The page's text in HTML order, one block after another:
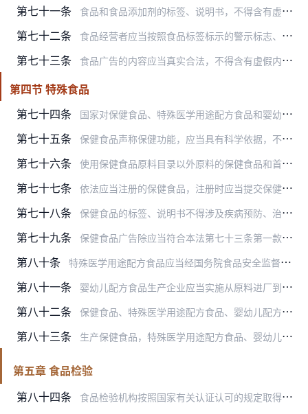
第七十一条 食品和食品添加剂的标签、说明书，不得含有虚假内容，不得涉及疾病预防、治疗功能。生产经营者对其提供的标签、说明书的内容负责。
第七十二条 食品经营者应当按照食品标签标示的警示标志、警示说明或者注意事项的要求销售食品。
第七十三条 食品广告的内容应当真实合法，不得含有虚假内容，不得涉及疾病预防、治疗功能。食品生产经营者对食品广告内容的真实性、合法性负责。
第四节 特殊食品
第七十四条
国家对保健食品、特殊医学用途配方食品和婴幼儿配方食品等特殊食品实行严格监督管理。
第七十五条 保健食品声称保健功能，应当具有科学依据，不得对人体产生急性、亚急性或者慢性危害。
第七十六条 使用保健食品原料目录以外原料的保健食品和首次进口的保健食品应当经国务院食品安全监督管理部门注册。但是，首次进口的保健食品中属于补充维生素、矿物质等营养物质的，应…
第七十七条 依法应当注册的保健食品，注册时应当提交保健食品的研发报告、产品配方、生产工艺、安全性和保健功能评价、标签、说明书等材料及样品，并提供相关证明文件。国务院食品安全…
第七十八条 保健食品的标签、说明书不得涉及疾病预防、治疗功能，内容应当真实，与注册或者备案的内容相一致，载明适宜人群、不适宜人群、功效成分或者标志性成分及其含量等，并声明“…
第七十九条 保健食品广告除应当符合本法第七十三条第一款的规定外，还应当声明“本品不能代替药物”；其内容应当经生产企业所在地省、自治区、直辖市人民政府食品安全监督管理部门审查…
第八十条 特殊医学用途配方食品应当经国务院食品安全监督管理部门注册。注册时，应当提交产品配方、生产工艺、标签、说明书以及表明产品安全性、营养充足性和特殊医学用途临床效果的…
第八十一条 婴幼儿配方食品生产企业应当实施从原料进厂到成品出厂的全过程质量控制，对出厂的婴幼儿配方食品实施逐批检验，保证食品安全。
第八十二条 保健食品、特殊医学用途配方食品、婴幼儿配方乳粉的注册人或者备案人应当对其提交材料的真实性负责。
第八十三条 生产保健食品，特殊医学用途配方食品、婴幼儿配方食品和其他专供特定人群的主辅食品的企业，应当按照良好生产规范的要求建立与所生产食品相适应的生产质量管理体系，定期对…
第五章 食品检验
第八十四条
食品检验机构按照国家有关认证认可的规定取得资质认定后，方可从事食品检验活动。但是，法律另有规定的除外。